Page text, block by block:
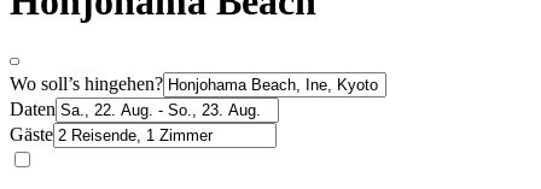
Wo soll’s hingehen?
Daten
Gäste